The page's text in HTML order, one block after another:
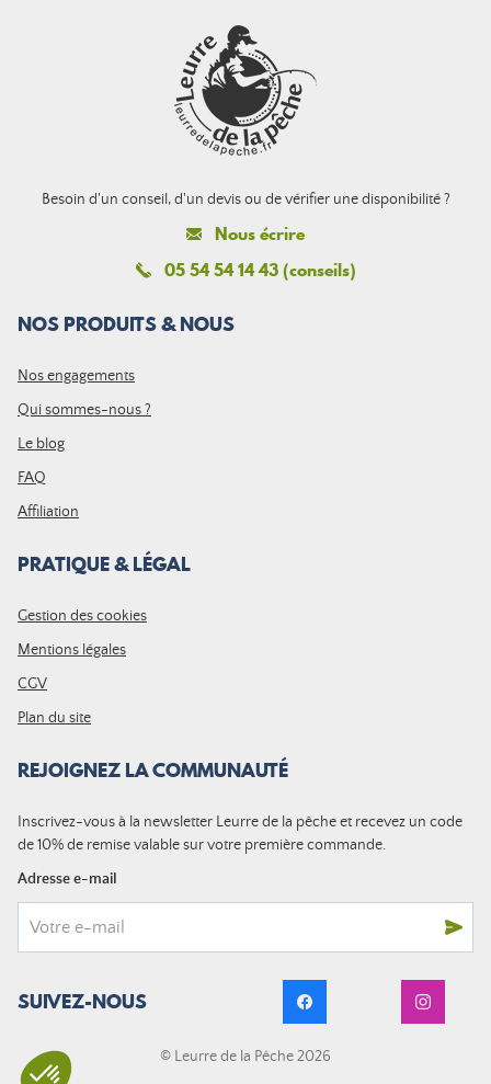
Besoin d'un conseil, d'un devis ou de vérifier une disponibilité ?
Nous écrire
05 54 54 14 43 (conseils)
NOS PRODUITS & NOUS
Nos engagements
Qui sommes-nous ?
Le blog
FAQ
Affiliation
PRATIQUE & LÉGAL
Gestion des cookies
Mentions légales
CGV
Plan du site
REJOIGNEZ LA COMMUNAUTÉ
Inscrivez-vous à la newsletter Leurre de la pêche et recevez un code
de 10% de remise valable sur votre première commande.
Adresse e-mail
SUIVEZ-NOUS
© Leurre de la Pêche 2026